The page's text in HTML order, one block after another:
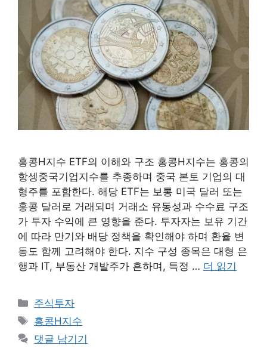
홍콩H지수 ETF의 이해와 구조 홍콩H지수는 홍콩의
항셍중국기업지수를 추종하며 중국 본토 기업의 대
형주를 포함한다. 해당 ETF는 보통 미국 달러 또는
홍콩 달러로 거래되며 거래소 유동성과 수수료 구조
가 투자 수익에 큰 영향을 준다. 투자자는 보유 기간
에 따라 만기와 배당 정책을 확인해야 하며 환율 변
동도 함께 고려해야 한다. 지수 구성 종목은 대형 은
행과 IT, 부동산 개발주가 흔하며, 특정 … 더 읽기
카
테
고
리
주식투자
태
그
홍콩H지수
댓글 남기기